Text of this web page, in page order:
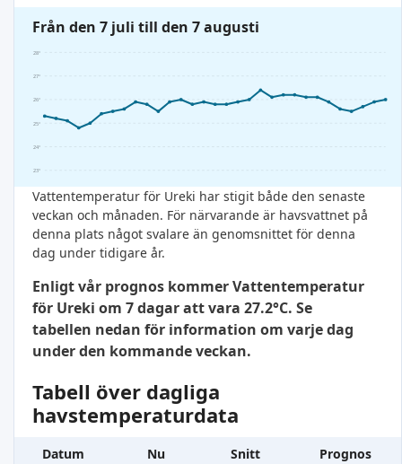
Från den 7 juli till den 7 augusti
23°
24°
25°
26°
27°
28°
Vattentemperatur för Ureki har stigit både den senaste
veckan och månaden. För närvarande är havsvattnet på
denna plats något svalare än genomsnittet för denna
dag under tidigare år.
Enligt vår prognos kommer Vattentemperatur
för Ureki om 7 dagar att vara 27.2°C. Se
tabellen nedan för information om varje dag
under den kommande veckan.
Tabell över dagliga
havstemperaturdata
Datum Nu Snitt
Prognos